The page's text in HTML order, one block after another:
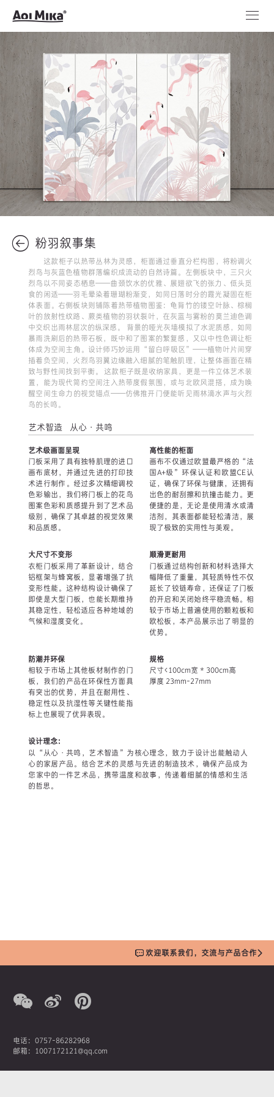
粉羽叙事集
这款柜子以热带丛林为灵感，柜面通过垂直分栏构图，将粉调火
烈鸟与灰蓝色植物群落编织成流动的自然诗篇。左侧板块中，三只火
烈鸟以不同姿态栖息——曲颈饮水的优雅、展翅欲飞的张力、低头觅
食的闲适——羽毛晕染着珊瑚粉渐变，如同日落时分的霞光凝固在柜
体表面。右侧板块则铺陈着热带植物图鉴：龟背竹的镂空叶脉、棕榈
叶的放射性纹路、蕨类植物的羽状裂叶，在灰蓝与雾粉的莫兰迪色调
中交织出雨林层次的纵深感。 背景的哑光灰墙模拟了水泥质感，如同
暴雨洗刷后的热带石板，既中和了图案的繁复感，又以中性色调让柜
体成为空间主角。设计师巧妙运用“留白呼吸区”——植物叶片间穿
插着负空间，火烈鸟羽翼边缘融入细腻的笔触肌理，让整体画面在精
致与野性间找到平衡。 这款柜子既是收纳家具，更是一件立体艺术装
置，能为现代简约空间注入热带度假氛围，或与北欧风混搭，成为唤
醒空间生命力的视觉锚点——仿佛推开门便能听见雨林滴水声与火烈
鸟的长鸣。
艺术智造 从心·共鸣
艺术级画面呈现
门板采用了具有独特肌理的进口
画布底材，并通过先进的打印技
术进行制作。经过多次精细调校
色彩输出，我们将门板上的花鸟
图案色彩和质感提升到了艺术品
级别，确保了其卓越的视觉效果
和品质感。
高性能的柜面
画布不仅通过欧盟最严格的“法
国A+级”环保认证和欧盟CE认
证，确保了环保与健康，还拥有
出色的耐刮擦和抗撞击能力。更
便捷的是，无论是使用清水或清
洁剂，其表面都能轻松清洁，展
现了极致的实用性与美观。
大尺寸不变形
衣柜门板采用了革新设计，结合
铝框架与蜂窝板，显著增强了抗
变形性能。这种结构设计确保了
即使是大型门板，也能长期维持
其稳定性，轻松适应各种地域的
气候和湿度变化。
顺滑更耐用
门板通过结构创新和材料选择大
幅降低了重量，其轻质特性不仅
延长了铰链寿命，还保证了门板
的开启和关闭始终平稳流畅。相
较于市场上普遍使用的颗粒板和
欧松板，本产品展示出了明显的
优势。
防潮并环保
相较于市场上其他板材制作的门
板，我们的产品在环保性方面具
有突出的优势，并且在耐用性、
稳定性以及抗湿性等关键性能指
标上也展现了优异表现。
规格
尺寸<100cm宽 * 300cm高
厚度 23mm-27mm
设计理念：
以“从心·共鸣，艺术智造”为核心理念，致力于设计出能触动人
心的家居产品。结合艺术的灵感与先进的制造技术，确保产品成为
您家中的一件艺术品，携带温度和故事，传递着细腻的情感和生活
的哲思。
欢迎联系我们，交流与产品合作
电话：0757-86282968
邮箱：1007172121@qq.com